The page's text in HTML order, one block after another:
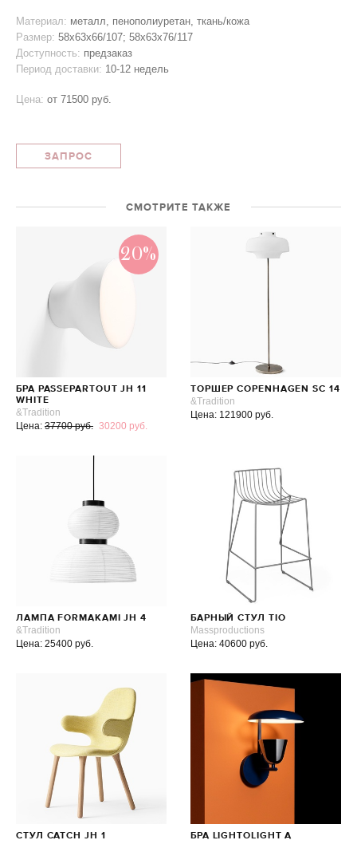
Материал: металл, пенополиуретан, ткань/кожа
Размер: 58х63х66/107; 58х63х76/117
Доступность: предзаказ
Период доставки: 10-12 недель
Цена: от 71500 руб.
ЗАПРОС
СМОТРИТЕ ТАКЖЕ
20%
БРА PASSEPARTOUT JH 11
WHITE
&Tradition
Цена: 37700 руб. 30200 руб.
ТОРШЕР COPENHAGEN SC 14
&Tradition
Цена: 121900 руб.
ЛАМПА FORMAKAMI JH 4
&Tradition
Цена: 25400 руб.
БАРНЫЙ СТУЛ TIO
Massproductions
Цена: 40600 руб.
СТУЛ CATCH JH 1 БРА LIGHTOLIGHT A